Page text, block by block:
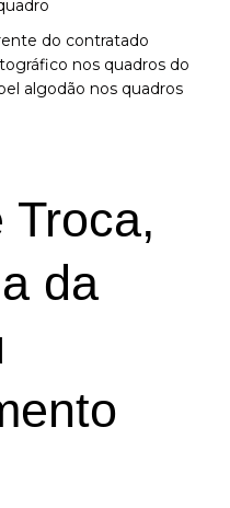
do contratado
nos quadros do
algodão nos quadros
Troca,
da